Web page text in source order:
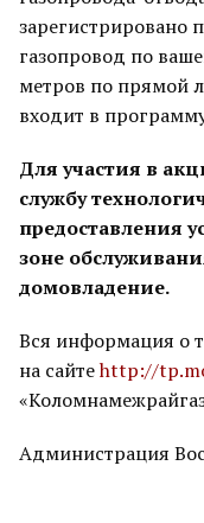
зарегистрировано
газопровод по
метров по прямой
входит в
Для участия в
службу
предоставления
зоне
домовладение.
Вся информация о
на сайтеhttp://
Администрация